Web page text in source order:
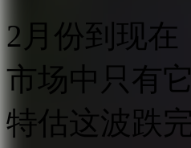
2月份到现
市场中只有
特估这波跌